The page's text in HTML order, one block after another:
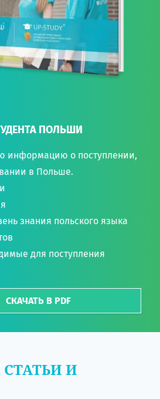
ПОЛЬШИ
информацию о поступлении,
в Польше.
знания польского языка
для поступления
СКАЧАТЬ В PDF
И